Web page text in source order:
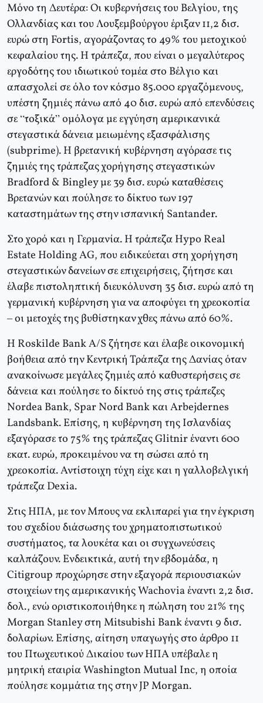
Μόνο τη Δευτέρα: Οι κυβερνήσεις του Βελγίου, της
Ολλανδίας και του Λουξεμβούργου έριξαν 11,2 δισ.
ευρώ στη Fortis, αγοράζοντας το 49% του μετοχικού
κεφαλαίου της. Η τράπεζα, που είναι ο μεγαλύτερος
εργοδότης του ιδιωτικού τομέα στο Βέλγιο και
απασχολεί σε όλο τον κόσμο 85.000 εργαζόμενους,
υπέστη ζημιές πάνω από 40 δισ. ευρώ από επενδύσεις
σε “τοξικά” ομόλογα με εγγύηση αμερικανικά
στεγαστικά δάνεια μειωμένης εξασφάλισης
(subprime). Η βρετανική κυβέρνηση αγόρασε τις
ζημιές της τράπεζας χορήγησης στεγαστικών
Βradford & Βingley με 39 δισ. ευρώ καταθέσεις
Βρετανών και πούλησε το δίκτυο των 197
καταστημάτων της στην ισπανική Santander.
Στο χορό και η Γερμανία. Η τράπεζα Ηypo Real
Εstate Ηolding ΑG, που ειδικεύεται στη χορήγηση
στεγαστικών δανείων σε επιχειρήσεις, ζήτησε και
έλαβε πιστοληπτική διευκόλυνση 35 δισ. ευρώ από τη
γερμανική κυβέρνηση για να αποφύγει τη χρεοκοπία
– οι μετοχές της βυθίστηκαν χθες πάνω από 60%.
Η Roskilde Βank Α/S ζήτησε και έλαβε οικονομική
βοήθεια από την Κεντρική Τράπεζα της Δανίας όταν
ανακοίνωσε μεγάλες ζημιές από καθυστερήσεις σε
δάνεια και πούλησε το δίκτυό της στις τράπεζες
Νordea Βank, Spar Νord Βank και Αrbejdernes
Landsbank. Επίσης, η κυβέρνηση της Ισλανδίας
εξαγόρασε το 75% της τράπεζας Glitnir έναντι 600
εκατ. ευρώ, προκειμένου να τη σώσει από τη
χρεοκοπία. Αντίστοιχη τύχη είχε και η γαλλοβελγική
τράπεζα Dexia.
Στις ΗΠΑ, με τον Μπους να εκλιπαρεί για την έγκριση
του σχεδίου διάσωσης του χρηματοπιστωτικού
συστήματος, τα λουκέτα και οι συγχωνεύσεις
καλπάζουν. Ενδεικτικά, αυτή την εβδομάδα, η
Citigroup προχώρησε στην εξαγορά περιουσιακών
στοιχείων της αμερικανικής Wachovia έναντι 2,2 δισ.
δολ., ενώ οριστικοποιήθηκε η πώληση του 21% της
Μorgan Stanley στη Μitsubishi Βank έναντι 9 δισ.
δολαρίων. Επίσης, αίτηση υπαγωγής στο άρθρο 11
του Πτωχευτικού Δικαίου των ΗΠΑ υπέβαλε η
μητρική εταιρία Washington Μutual Ιnc, η οποία
πούλησε κομμάτια της στην JΡ Μorgan.